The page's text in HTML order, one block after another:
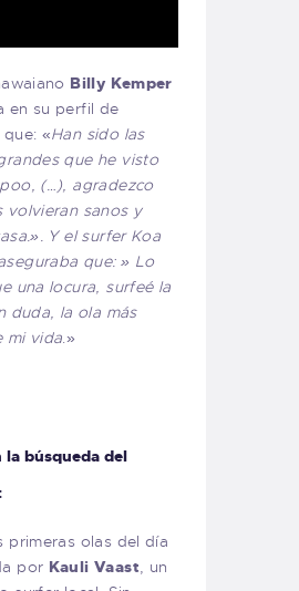
Billy Kemper
en su perfil de
«Han sido las
que he visto
(…), agradezco
volvieran sanos y
Y el surfer Koa
que: » Lo
una locura, surfeé la
duda, la ola más
mi vida.»
la búsqueda del
primeras olas del día
por Kauli Vaast, un